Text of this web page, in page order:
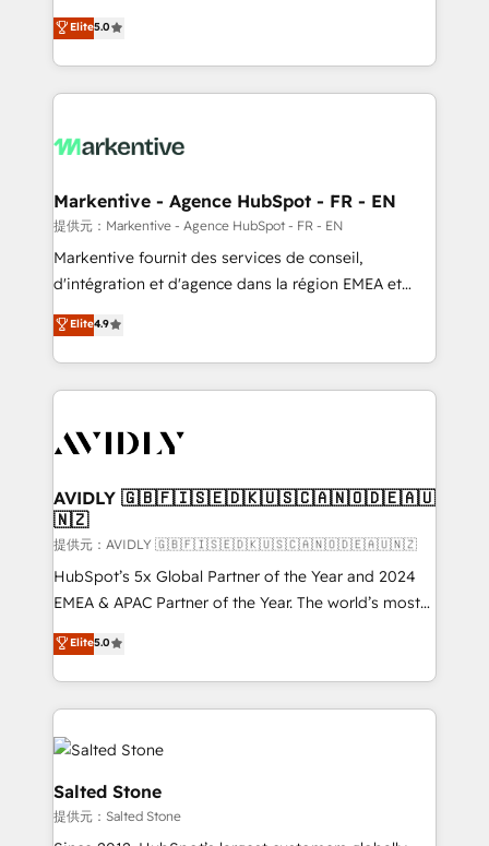
ンツとサイト構造を最適化。 🏆 なぜ100incを選ぶの
か？ ✓ HubSpot Eliteパートナー認定 ✓ HubSpotアワ
ード受賞・HUGリーダー ✓ ISO27001:2022 /
HubSpot大百科 出版 CRM・AI活用に関するご相談、現
せください。
expertise. - A team of 250+ experts dedicated to
your resilient growth.
companies activate HubSpot’s AI-powered
customer platform and operationalize HubSpot’s
Loop Marketing framework through expert-led
services, smart agents, and purpose-built apps,
results, fast. ⚙️CRM & RevOps: Align all Hubs to your
🎯Demand Gen & ABM: Drive pipeline with inbound,
ABM, AEO, SEO, & paid media. 👩‍💻Web Design:
Build high-performing websites with UX, messaging,
& conversion strategy that drive results. 🤖AI
AI, & maximize AEO with tailored AI services. 🧩
Integrations: Extend HubSpot with custom
Elite5.0
Markentive - Agence HubSpot - FR - EN
提供元：Markentive - Agence HubSpot - FR - EN
Markentive fournit des services de conseil,
d'intégration et d'agence dans la région EMEA et
North America. Avec plus de 115 experts en
marketing automation, Growth, Revops, CRM et
webdesign. Markentive is both a consulting firm, a
digital agency and an integrator. With over 115
CRM and webdesign (We focus on EMEA - USA
Elite4.9
AVIDLY 🇬🇧🇫🇮🇸🇪🇩🇰🇺🇸🇨🇦🇳🇴🇩🇪🇦🇺
🇳🇿
提供元：AVIDLY 🇬🇧🇫🇮🇸🇪🇩🇰🇺🇸🇨🇦🇳🇴🇩🇪🇦🇺🇳🇿
HubSpot’s 5x Global Partner of the Year and 2024
EMEA & APAC Partner of the Year. The world’s most
experienced and fully accredited HubSpot Solutions
Partner. 🚀 With 2,750+ HubSpot projects delivered
and 370+ specialists across EMEA, APAC and NAM,
we de-risk complex CRM programmes and
accelerate ROI across every HubSpot Hub. 🧭 From
multi-region migrations to AI-powered automation,
we turn complexity into clarity, human at global
scale. 🏆 HubSpot’s CEO called us “the partner of the
future.” Others agree it is proof of trust built through
Elite5.0
Salted Stone
提供元：Salted Stone